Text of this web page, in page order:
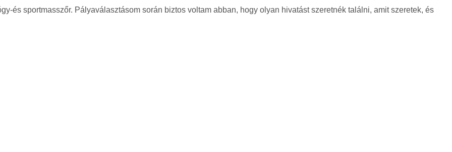
és sportmasszőr. Pályaválasztásom során biztos voltam abban, hogy olyan hivatást szeretnék találni, amit szeretek, és